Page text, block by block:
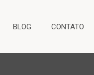
BLOG CONTATO